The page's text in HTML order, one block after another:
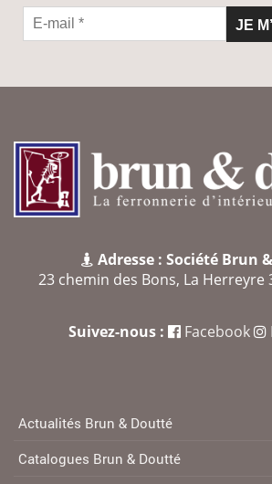
Adresse : Société Brun
23 chemin des Bons, La Herreyre
Suivez-nous : Facebook
Actualités Brun & Doutté
Catalogues Brun & Doutté